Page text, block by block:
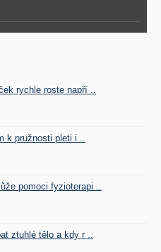
rychle roste napří ..
k pružnosti pleti i ..
pomoci fyzioterapi ..
ztuhlé tělo a kdy r ..